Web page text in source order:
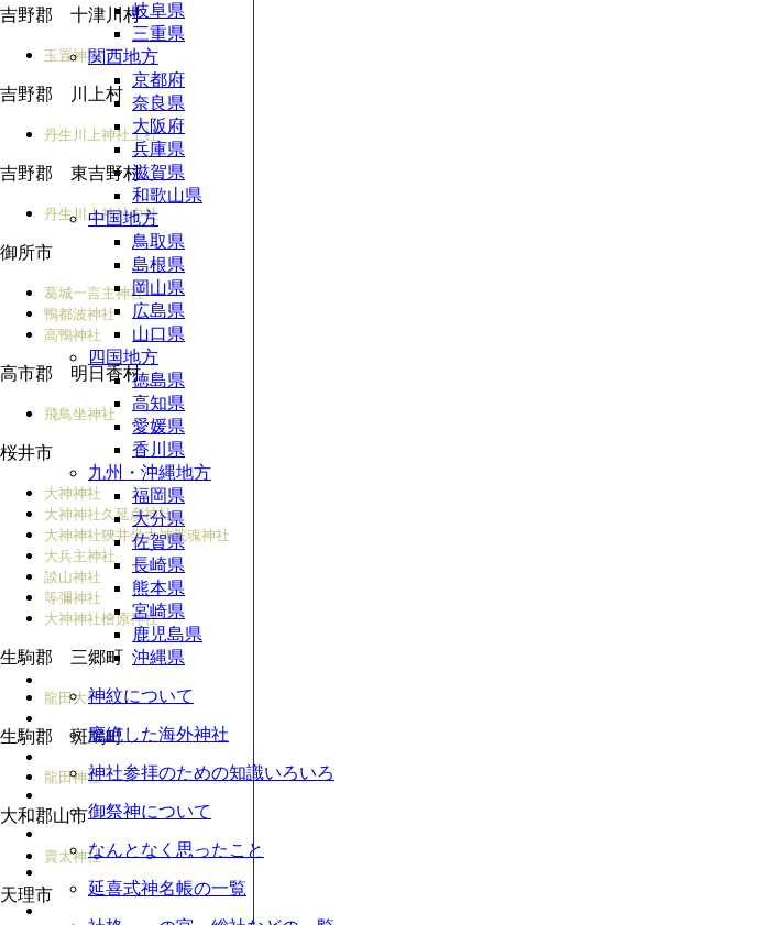
吉野郡 十津川村
玉置神社
吉野郡 川上村
丹生川上神社上社
吉野郡 東吉野村
丹生川上神社中社
御所市
葛城一言主神社
鴨都波神社
高鴨神社
高市郡 明日香村
飛鳥坐神社
桜井市
大神神社
大神神社久延彦神社
大神神社狹井坐大神荒魂神社
大兵主神社
談山神社
等彌神社
大神神社檜原神社
生駒郡 三郷町
龍田大社
生駒郡 斑鳩町
龍田神社
大和郡山市
賣太神社
天理市
岐阜県
三重県
関西地方
京都府
奈良県
大阪府
兵庫県
滋賀県
和歌山県
中国地方
鳥取県
島根県
岡山県
広島県
山口県
四国地方
徳島県
高知県
愛媛県
香川県
九州・沖縄地方
福岡県
大分県
佐賀県
長崎県
熊本県
宮崎県
鹿児島県
沖縄県
神紋について
廃絶した海外神社
神社参拝のための知識いろいろ
御祭神について
なんとなく思ったこと
延喜式神名帳の一覧